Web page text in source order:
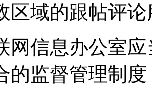
区域的跟帖评
网信息办公室
的监督管理制